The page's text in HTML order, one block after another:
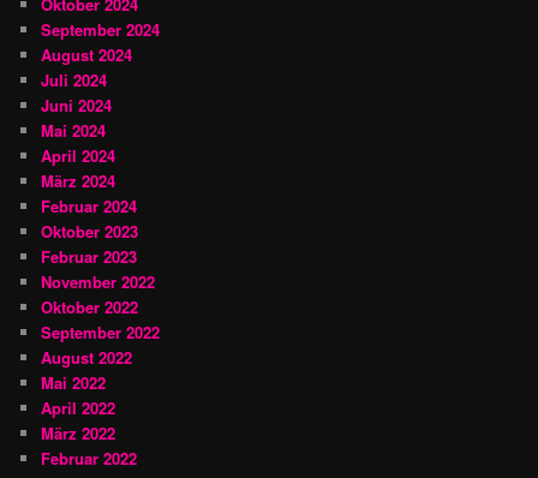
September 2024
August 2024
Juli 2024
Juni 2024
Mai 2024
April 2024
März 2024
Februar 2024
Oktober 2023
Februar 2023
November 2022
Oktober 2022
September 2022
August 2022
Mai 2022
April 2022
März 2022
Februar 2022